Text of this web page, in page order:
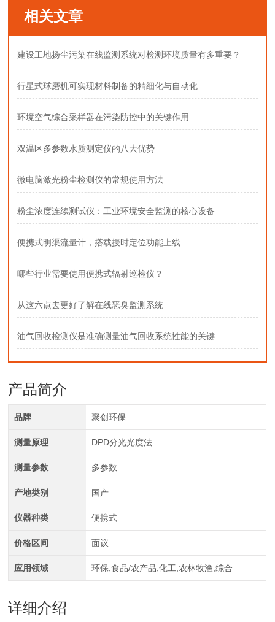
相关文章
建设工地扬尘污染在线监测系统对检测环境质量有多重要？
行星式球磨机可实现材料制备的精细化与自动化
环境空气综合采样器在污染防控中的关键作用
双温区多参数水质测定仪的八大优势
微电脑激光粉尘检测仪的常规使用方法
粉尘浓度连续测试仪：工业环境安全监测的核心设备
便携式明渠流量计，搭载授时定位功能上线
哪些行业需要使用便携式辐射巡检仪？
从这六点去更好了解在线恶臭监测系统
油气回收检测仪是准确测量油气回收系统性能的关键
产品简介
品牌 聚创环保
测量原理 DPD分光光度法
测量参数 多参数
产地类别 国产
仪器种类 便携式
价格区间 面议
应用领域 环保,食品/农产品,化工,农林牧渔,综合
详细介绍